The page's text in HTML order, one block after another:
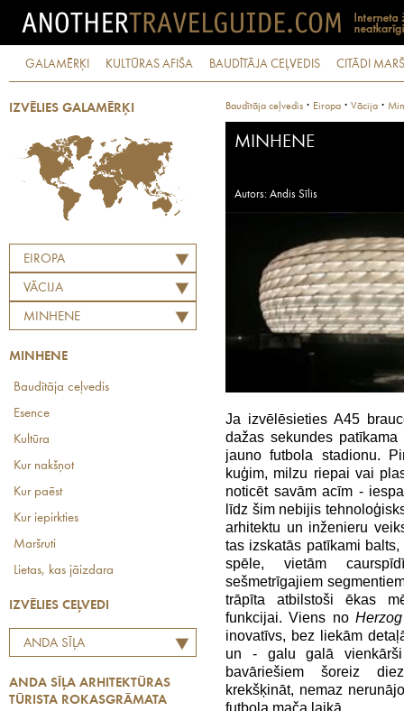
GALAMĒRĶI KULTŪRAS AFIŠA BAUDĪTĀJA CEĻVEDIS CITĀDI
IZVĒLIES GALAMĒRĶI
EIROPA
VĀCIJA
MINHENE
MINHENE
Baudītāja ceļvedis
Esence
Kultūra
Kur nakšņot
Kur paēst
Kur iepirkties
Maršruti
Lietas, kas jāizdara
IZVĒLIES CEĻVEDI
ANDA SĪĻA
ROKASGRĀMATA
ANDA SĪĻA ARHITEKTŪRAS
TŪRISTA ROKASGRĀMATA
Baudītāja ceļvedis · Eiropa · Vācija ·
MINHENE
Autors: Andis Sīlis
Ja izvēlēsieties A45
dažas sekundes
jauno futbola stadionu.
kuģim, milzu riepai vai
noticēt savām acīm -
līdz šim nebijis
arhitektu un inženieru
tas izskatās patīkami
spēle, vietām
sešmetrīgajiem
trāpīta atbilstoši ēkas
funkcijai. Viens no
inovatīvs, bez liekām
un - galu galā
bavāriešiem šoreiz
krekšķināt, nemaz